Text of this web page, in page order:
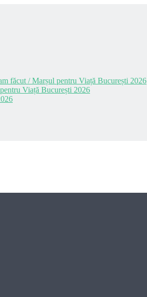
făcut / Marșul pentru Viață București 2026
Viață București 2026